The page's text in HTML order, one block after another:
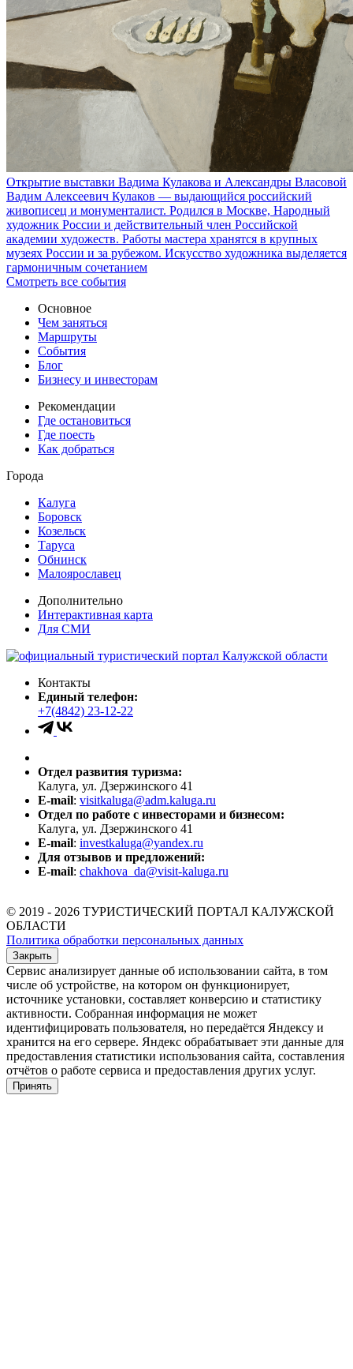
Открытие выставки Вадима Кулакова и Александры Власовой
Вадим Алексеевич Кулаков — выдающийся российский
живописец и монументалист. Родился в Москве, Народный
художник России и действительный член Российской
академии художеств. Работы мастера хранятся в крупных
музеях России и за рубежом. Искусство художника выделяется
гармоничным сочетанием
Смотреть все события
Основное
Чем заняться
Маршруты
События
Блог
Бизнесу и инвесторам
Рекомендации
Где остановиться
Где поесть
Как добраться
Города
Калуга
Боровск
Козельск
Таруса
Обнинск
Малоярославец
Дополнительно
Интерактивная карта
Для СМИ
Контакты
Единый телефон:
+7(4842) 23-12-22
Отдел развития туризма:
Калуга, ул. Дзержинского 41
E-mail: visitkaluga@adm.kaluga.ru
Отдел по работе с инвесторами и бизнесом:
Калуга, ул. Дзержинского 41
E-mail: investkaluga@yandex.ru
Для отзывов и предложений:
E-mail: chakhova_da@visit-kaluga.ru
© 2019 - 2026 ТУРИСТИЧЕСКИЙ ПОРТАЛ КАЛУЖСКОЙ
ОБЛАСТИ
Политика обработки персональных данных
Закрыть
Сервис анализирует данные об использовании сайта, в том
числе об устройстве, на котором он функционирует,
источнике установки, составляет конверсию и статистику
активности. Собранная информация не может
идентифицировать пользователя, но передаётся Яндексу и
хранится на его сервере. Яндекс обрабатывает эти данные для
предоставления статистики использования сайта, составления
отчётов о работе сервиса и предоставления других услуг.
Принять